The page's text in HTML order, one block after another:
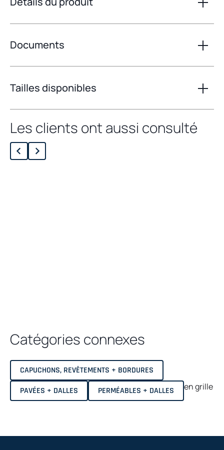
Documents
Tailles disponibles
Les clients ont aussi consulté
Catégories connexes
CAPUCHONS, REVÊTEMENTS + BORDURES
PAVÉES + DALLES
PERMÉABLES + DALLES en grille